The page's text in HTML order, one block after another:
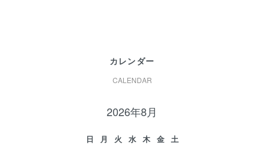
カレンダー
CALENDAR
2026年8月
日 月 火 水 木 金
土